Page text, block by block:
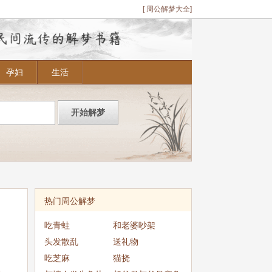
[ 周公解梦大全]
孕妇 生活
热门周公解梦
吃青蛙
和老婆吵架
头发散乱
送礼物
吃芝麻
猫挠